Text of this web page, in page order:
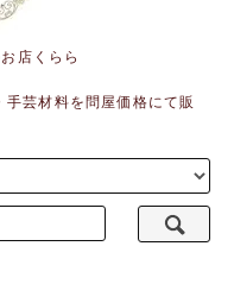
店くらら
芸材料を問屋価格にて販